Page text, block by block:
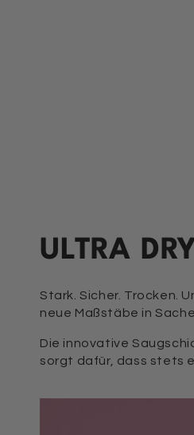
ULTRA
Stark. Sicher. Trocken.
neue Maßstäbe in
Die innovative
sorgt dafür, dass stets